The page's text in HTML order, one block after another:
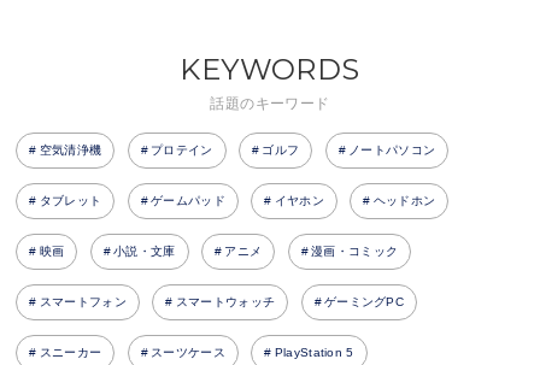
KEYWORDS
話題のキーワード
空気清浄機 プロテイン ゴルフ ノートパソコン
タブレット ゲームパッド イヤホン ヘッドホン
映画 小説・文庫 アニメ 漫画・コミック
スマートフォン スマートウォッチ ゲーミングPC
スニーカー スーツケース PlayStation 5